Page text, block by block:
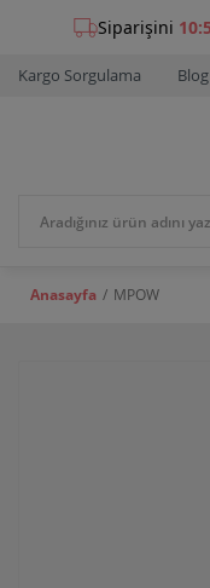
Kargo Sorgulama Blog
Anasayfa MPOW